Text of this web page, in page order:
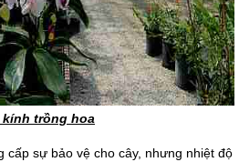
kính trồng hoa
cấp sự bảo vệ cho cây, nhưng nhiệt độ